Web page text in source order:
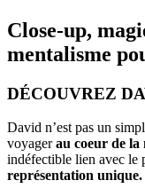
Close-up,
mentalisme
DÉCOUVREZ
David n’est pas un
voyagerau coeur de la
indéfectible lien avec le
représentation unique.